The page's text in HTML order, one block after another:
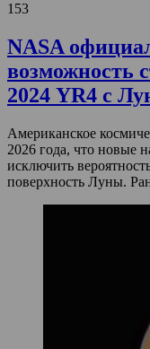
153
NASA
возможность
2024 YR4 с
Американское
2026 года, что новые
исключить
поверхность Луны.